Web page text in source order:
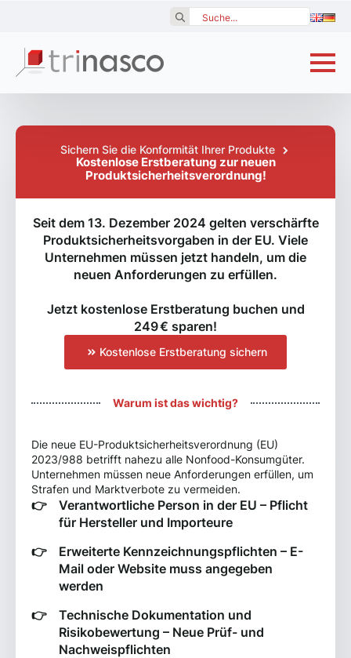
Search
Sichern Sie die Konformität Ihrer Produkte
Kostenlose Erstberatung zur neuen
Produktsicherheitsverordnung!
Seit dem 13. Dezember 2024 gelten verschärfte
Produktsicherheitsvorgaben in der EU. Viele
Unternehmen müssen jetzt handeln, um die
neuen Anforderungen zu erfüllen.
Jetzt kostenlose Erstberatung buchen und
249 € sparen!
Kostenlose Erstberatung sichern
Warum ist das wichtig?
Die neue EU-Produktsicherheitsverordnung (EU)
2023/988 betrifft nahezu alle Nonfood-Konsumgüter.
Unternehmen müssen neue Anforderungen erfüllen, um
Strafen und Marktverbote zu vermeiden.
Verantwortliche Person in der EU – Pflicht
für Hersteller und Importeure
Erweiterte Kennzeichnungspflichten – E-
Mail oder Website muss angegeben
werden
Technische Dokumentation und
Risikobewertung – Neue Prüf- und
Nachweispflichten